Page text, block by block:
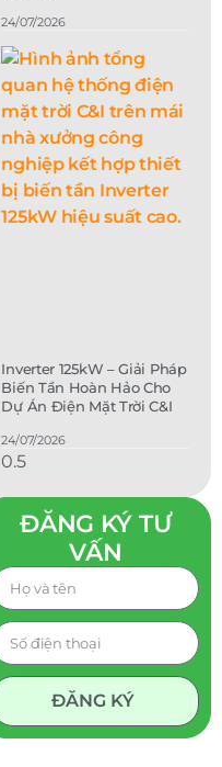
24/07/2026
Inverter 125kW – Giải Pháp
Biến Tần Hoàn Hảo Cho
Dự Án Điện Mặt Trời C&I
24/07/2026
ĐĂNG KÝ TƯ
VẤN
ĐĂNG KÝ